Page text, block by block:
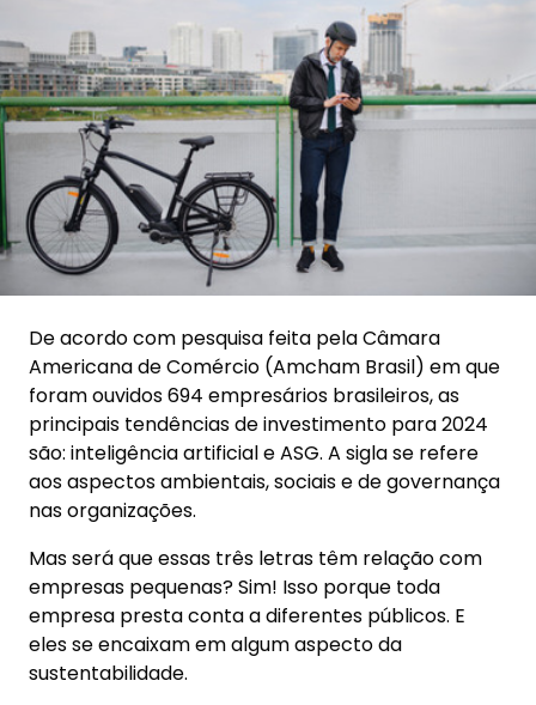
De acordo com pesquisa feita pela Câmara
Americana de Comércio (Amcham Brasil) em que
foram ouvidos 694 empresários brasileiros, as
principais tendências de investimento para 2024
são: inteligência artificial e ASG. A sigla se refere
aos aspectos ambientais, sociais e de governança
nas organizações.
Mas será que essas três letras têm relação com
empresas pequenas? Sim! Isso porque toda
empresa presta conta a diferentes públicos. E
eles se encaixam em algum aspecto da
sustentabilidade.